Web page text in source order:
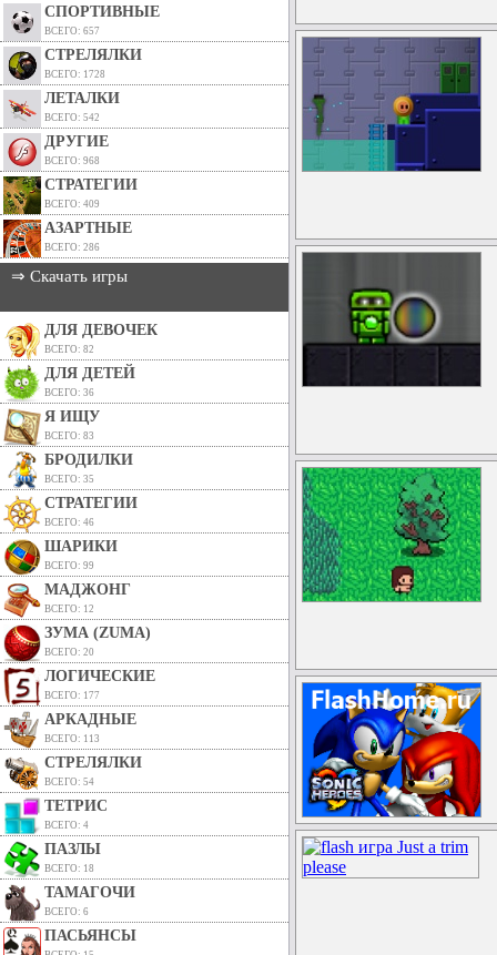
СПОРТИВНЫЕ
ВСЕГО: 657
СТРЕЛЯЛКИ
ВСЕГО: 1728
ЛЕТАЛКИ
ВСЕГО: 542
ДРУГИЕ
ВСЕГО: 968
СТРАТЕГИИ
ВСЕГО: 409
АЗАРТНЫЕ
ВСЕГО: 286
⇒ Скачать игры
ДЛЯ ДЕВОЧЕК
ВСЕГО: 82
ДЛЯ ДЕТЕЙ
ВСЕГО: 36
Я ИЩУ
ВСЕГО: 83
БРОДИЛКИ
ВСЕГО: 35
СТРАТЕГИИ
ВСЕГО: 46
ШАРИКИ
ВСЕГО: 99
МАДЖОНГ
ВСЕГО: 12
ЗУМА (ZUMA)
ВСЕГО: 20
ЛОГИЧЕСКИЕ
ВСЕГО: 177
АРКАДНЫЕ
ВСЕГО: 113
СТРЕЛЯЛКИ
ВСЕГО: 54
ТЕТРИС
ВСЕГО: 4
ПАЗЛЫ
ВСЕГО: 18
ТАМАГОЧИ
ВСЕГО: 6
ПАСЬЯНСЫ